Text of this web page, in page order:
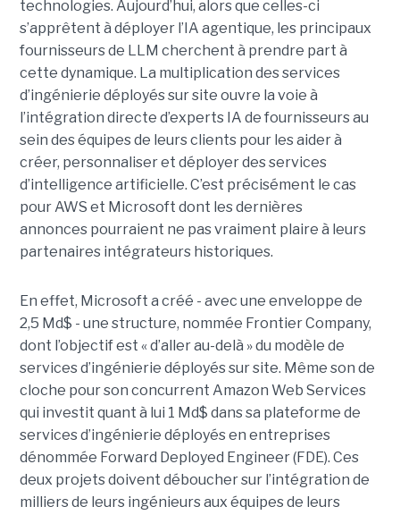
technologies. Aujourd’hui, alors que celles-ci
s’apprêtent à déployer l’IA agentique, les principaux
fournisseurs de LLM cherchent à prendre part à
cette dynamique. La multiplication des services
d’ingénierie déployés sur site ouvre la voie à
l’intégration directe d’experts IA de fournisseurs au
sein des équipes de leurs clients pour les aider à
créer, personnaliser et déployer des services
d’intelligence artificielle. C’est précisément le cas
pour AWS et Microsoft dont les dernières
annonces pourraient ne pas vraiment plaire à leurs
partenaires intégrateurs historiques.
En effet, Microsoft a créé - avec une enveloppe de
2,5 Md$ - une structure, nommée Frontier Company,
dont l’objectif est « d’aller au-delà » du modèle de
services d’ingénierie déployés sur site. Même son de
cloche pour son concurrent Amazon Web Services
qui investit quant à lui 1 Md$ dans sa plateforme de
services d’ingénierie déployés en entreprises
dénommée Forward Deployed Engineer (FDE). Ces
deux projets doivent déboucher sur l’intégration de
milliers de leurs ingénieurs aux équipes de leurs